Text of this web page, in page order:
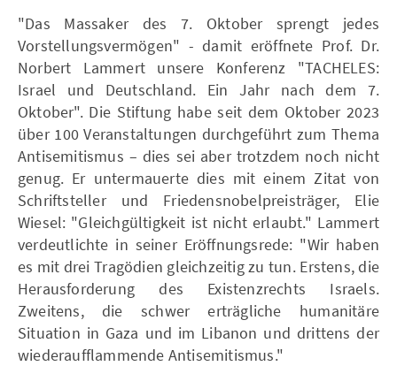
"Das Massaker des 7. Oktober sprengt jedes
Vorstellungsvermögen" - damit eröffnete Prof. Dr.
Norbert Lammert unsere Konferenz "TACHELES:
Israel und Deutschland. Ein Jahr nach dem 7.
Oktober". Die Stiftung habe seit dem Oktober 2023
über 100 Veranstaltungen durchgeführt zum Thema
Antisemitismus – dies sei aber trotzdem noch nicht
genug. Er untermauerte dies mit einem Zitat von
Schriftsteller und Friedensnobelpreisträger, Elie
Wiesel: "Gleichgültigkeit ist nicht erlaubt." Lammert
verdeutlichte in seiner Eröffnungsrede: "Wir haben
es mit drei Tragödien gleichzeitig zu tun. Erstens, die
Herausforderung des Existenzrechts Israels.
Zweitens, die schwer erträgliche humanitäre
Situation in Gaza und im Libanon und drittens der
wiederaufflammende Antisemitismus."